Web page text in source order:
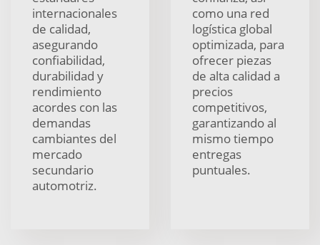
internacionales
de calidad,
asegurando
confiabilidad,
durabilidad y
rendimiento
acordes con las
demandas
cambiantes del
mercado
secundario
automotriz.
como una red
logística global
optimizada, para
ofrecer piezas
de alta calidad a
precios
competitivos,
garantizando al
mismo tiempo
entregas
puntuales.